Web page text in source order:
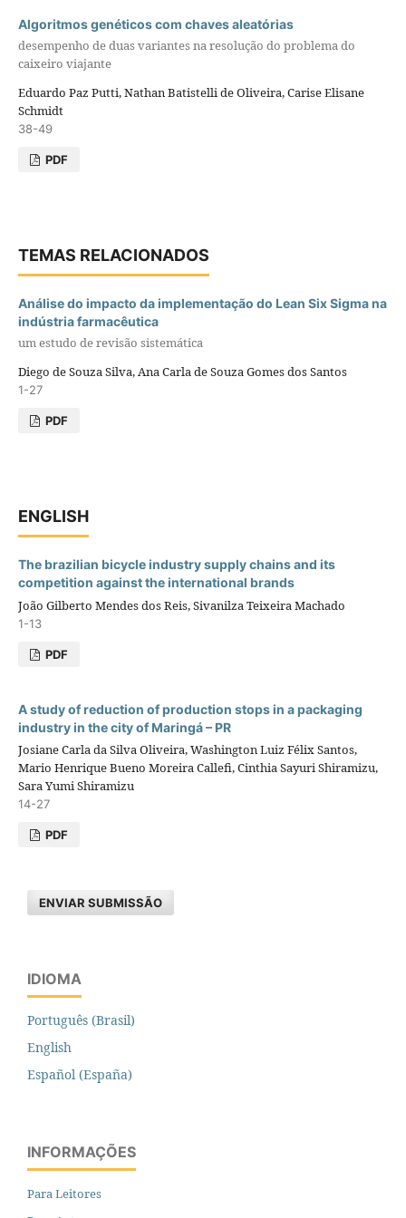
Algoritmos genéticos com chaves aleatórias
desempenho de duas variantes na resolução do problema do
caixeiro viajante
Eduardo Paz Putti, Nathan Batistelli de Oliveira, Carise Elisane
Schmidt
38-49
PDF
TEMAS RELACIONADOS
Análise do impacto da implementação do Lean Six Sigma na
indústria farmacêutica
um estudo de revisão sistemática
Diego de Souza Silva, Ana Carla de Souza Gomes dos Santos
1-27
PDF
ENGLISH
The brazilian bicycle industry supply chains and its
competition against the international brands
João Gilberto Mendes dos Reis, Sivanilza Teixeira Machado
1-13
PDF
A study of reduction of production stops in a packaging
industry in the city of Maringá – PR
Josiane Carla da Silva Oliveira, Washington Luiz Félix Santos,
Mario Henrique Bueno Moreira Callefi, Cinthia Sayuri Shiramizu,
Sara Yumi Shiramizu
14-27
PDF
ENVIAR SUBMISSÃO
IDIOMA
Português (Brasil)
English
Español (España)
INFORMAÇÕES
Para Leitores